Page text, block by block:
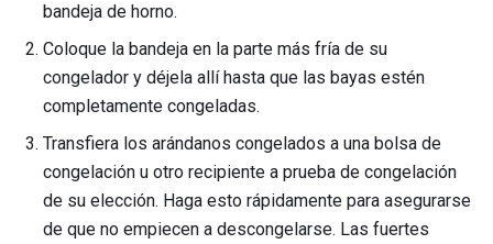
bandeja de horno.
Coloque la bandeja en la parte más fría de su
congelador y déjela allí hasta que las bayas estén
completamente congeladas.
Transfiera los arándanos congelados a una bolsa de
congelación u otro recipiente a prueba de congelación
de su elección. Haga esto rápidamente para asegurarse
de que no empiecen a descongelarse. Las fuertes